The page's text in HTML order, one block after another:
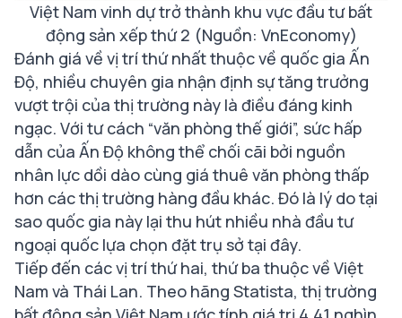
Việt Nam vinh dự trở thành khu vực đầu tư bất
động sản xếp thứ 2 (Nguồn: VnEconomy)
Đánh giá về vị trí thứ nhất thuộc về quốc gia Ấn
Độ, nhiều chuyên gia nhận định sự tăng trưởng
vượt trội của thị trường này là điều đáng kinh
ngạc. Với tư cách “văn phòng thế giới”, sức hấp
dẫn của Ấn Độ không thể chối cãi bởi nguồn
nhân lực dồi dào cùng giá thuê văn phòng thấp
hơn các thị trường hàng đầu khác. Đó là lý do tại
sao quốc gia này lại thu hút nhiều nhà đầu tư
ngoại quốc lựa chọn đặt trụ sở tại đây.
Tiếp đến các vị trí thứ hai, thứ ba thuộc về Việt
Nam và Thái Lan. Theo hãng Statista, thị trường